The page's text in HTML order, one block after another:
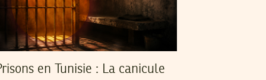
en Tunisie : La canicule